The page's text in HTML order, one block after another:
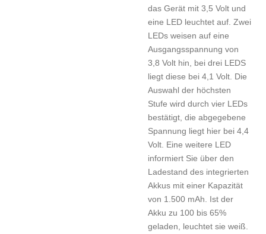
das Gerät mit 3,5 Volt und
eine LED leuchtet auf. Zwei
LEDs weisen auf eine
Ausgangsspannung von
3,8 Volt hin, bei drei LEDS
liegt diese bei 4,1 Volt. Die
Auswahl der höchsten
Stufe wird durch vier LEDs
bestätigt, die abgegebene
Spannung liegt hier bei 4,4
Volt. Eine weitere LED
informiert Sie über den
Ladestand des integrierten
Akkus mit einer Kapazität
von 1.500 mAh. Ist der
Akku zu 100 bis 65%
geladen, leuchtet sie weiß.